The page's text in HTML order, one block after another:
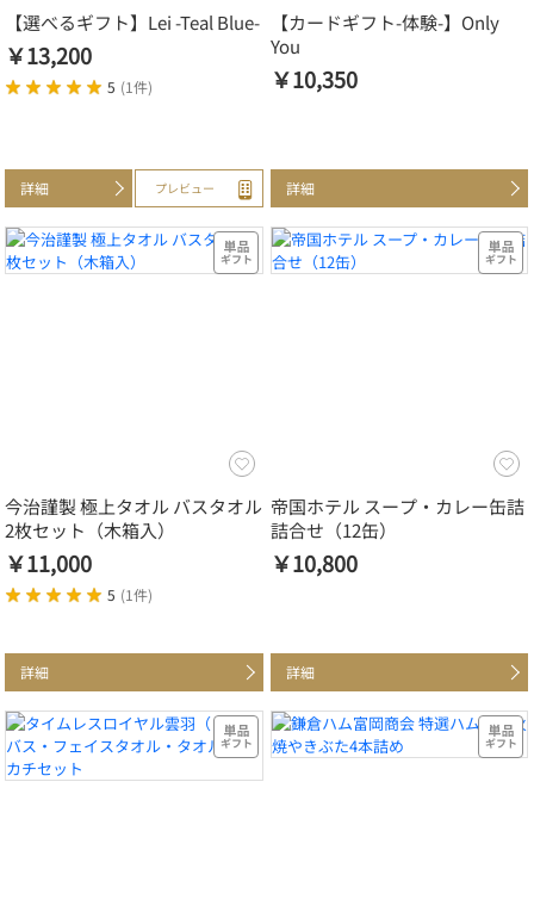
【選べるギフト】Lei -Teal Blue-
￥13,200
5 (1件)
詳細 プレビュー
【カードギフト-体験-】Only
You
￥10,350
詳細
今治謹製 極上タオル バスタオル
2枚セット（木箱入）
￥11,000
5 (1件)
詳細
帝国ホテル スープ・カレー缶詰
詰合せ（12缶）
￥10,800
詳細